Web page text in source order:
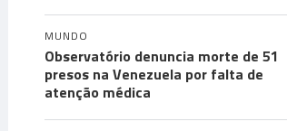
MUNDO
Observatório denuncia morte de 51
presos na Venezuela por falta de
atenção médica